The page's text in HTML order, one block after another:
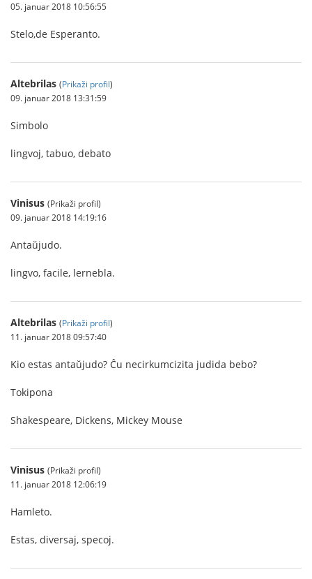
05. januar 2018 10:56:55
Stelo,de Esperanto.
Altebrilas (Prikaži profil)
09. januar 2018 13:31:59
Simbolo
lingvoj, tabuo, debato
Vinisus (Prikaži profil)
09. januar 2018 14:19:16
Antaŭjudo.
lingvo, facile, lernebla.
Altebrilas (Prikaži profil)
11. januar 2018 09:57:40
Kio estas antaŭjudo? Ĉu necirkumcizita judida bebo?
Tokipona
Shakespeare, Dickens, Mickey Mouse
Vinisus (Prikaži profil)
11. januar 2018 12:06:19
Hamleto.
Estas, diversaj, specoj.